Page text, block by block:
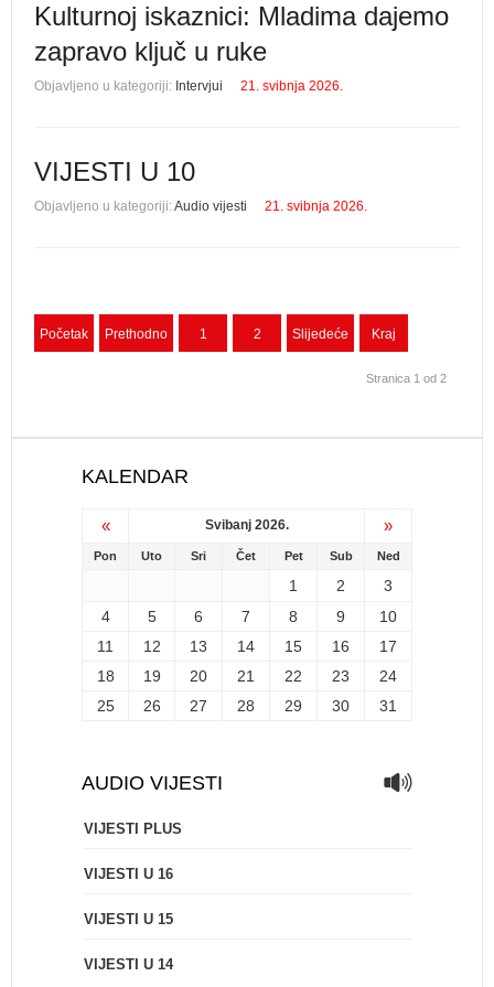
Kulturnoj iskaznici: Mladima dajemo
zapravo ključ u ruke
Objavljeno u kategoriji: Intervjui 21. svibnja 2026.
VIJESTI U 10
Objavljeno u kategoriji:Audio vijesti 21. svibnja 2026.
Početak Prethodno 1 2 Slijedeće Kraj
Stranica 1 od 2
KALENDAR
« Svibanj 2026. »
Pon Uto Sri Čet Pet Sub Ned
1 2
3
4
5 6 7 8 9
10
11
12 13 14 15 16
17
18
19 20 21 22 23
24
25
26 27 28 29 30 31
AUDIO VIJESTI
VIJESTI PLUS
VIJESTI U 16
VIJESTI U 15
VIJESTI U 14